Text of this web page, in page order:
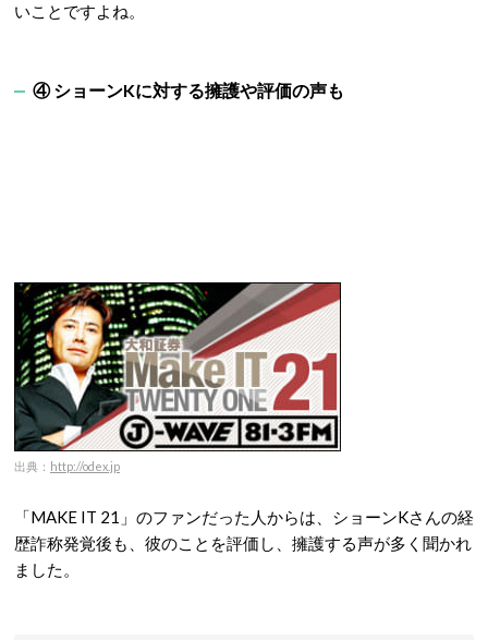
いことですよね。
④ ショーンKに対する擁護や評価の声も
出典： http://odex.jp
「MAKE IT 21」のファンだった人からは、ショーンKさんの経
歴詐称発覚後も、彼のことを評価し、擁護する声が多く聞かれ
ました。